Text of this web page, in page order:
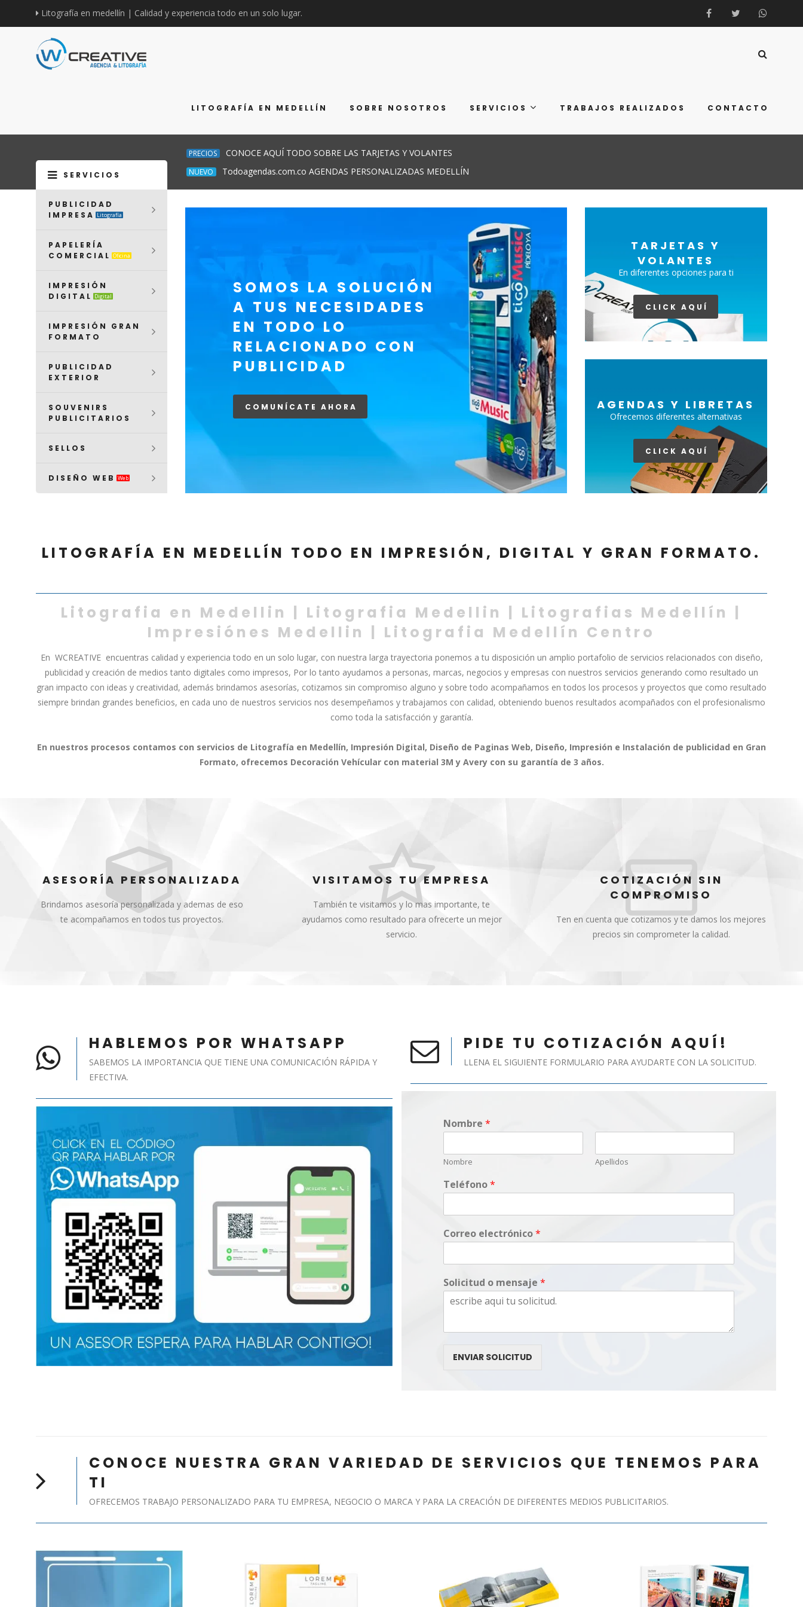
Litografía en medellín | Calidad y experiencia todo en un solo lugar.
LITOGRAFÍA EN MEDELLÍN SOBRE NOSOTROS SERVICIOS TRABAJOS REALIZADOS CONTACTO
PRECIOS CONOCE AQUÍ TODO SOBRE LAS TARJETAS Y VOLANTES
NUEVO Todoagendas.com.co AGENDAS PERSONALIZADAS MEDELLÍN
SERVICIOS
PUBLICIDAD
IMPRESA
Litografía
PAPELERÍA
COMERCIAL Oficina
IMPRESIÓN
DIGITAL
Digital
IMPRESIÓN GRAN
FORMATO
PUBLICIDAD
EXTERIOR
SOUVENIRS
PUBLICITARIOS
SELLOS
DISEÑO WEB Web
SOMOS LA SOLUCIÓN
A TUS NECESIDADES
EN TODO LO
RELACIONADO CON
PUBLICIDAD
COMUNÍCATE AHORA
TARJETAS Y
VOLANTES
En diferentes opciones para ti
CLICK AQUÍ
AGENDAS Y LIBRETAS
Ofrecemos diferentes alternativas
CLICK AQUÍ
LITOGRAFÍA EN MEDELLÍN TODO EN IMPRESIÓN, DIGITAL Y GRAN FORMATO.
Litografia en Medellin | Litografia Medellin | Litografias Medellín |
Impresiónes Medellin | Litografia Medellín Centro
En WCREATIVE encuentras calidad y experiencia todo en un solo lugar, con nuestra larga trayectoria ponemos a tu disposición un amplio portafolio de servicios relacionados con diseño,
publicidad y creación de medios tanto digitales como impresos, Por lo tanto ayudamos a personas, marcas, negocios y empresas con nuestros servicios generando como resultado un
gran impacto con ideas y creatividad, además brindamos asesorías, cotizamos sin compromiso alguno y sobre todo acompañamos en todos los procesos y proyectos que como resultado
siempre brindan grandes beneficios, en cada uno de nuestros servicios nos desempeñamos y trabajamos con calidad, obteniendo buenos resultados acompañados con el profesionalismo
como toda la satisfacción y garantía.
En nuestros procesos contamos con servicios de Litografía en Medellín, Impresión Digital, Diseño de Paginas Web, Diseño, Impresión e Instalación de publicidad en Gran
Formato, ofrecemos Decoración Vehícular con material 3M y Avery con su garantía de 3 años.
ASESORÍA PERSONALIZADA
Brindamos asesoría personalizada y ademas de eso
te acompañamos en todos tus proyectos.
VISITAMOS TU EMPRESA
También te visitamos y lo mas importante, te
ayudamos como resultado para ofrecerte un mejor
servicio.
COTIZACIÓN SIN
COMPROMISO
Ten en cuenta que cotizamos y te damos los mejores
precios sin comprometer la calidad.
HABLEMOS POR WHATSAPP
SABEMOS LA IMPORTANCIA QUE TIENE UNA COMUNICACIÓN RÁPIDA Y
EFECTIVA.
PIDE TU COTIZACIÓN AQUÍ!
LLENA EL SIGUIENTE FORMULARIO PARA AYUDARTE CON LA SOLICITUD.
Nombre *
Nombre Apellidos
Teléfono*
Correo electrónico*
Solicitud o mensaje *
ENVIAR SOLICITUD
CONOCE NUESTRA GRAN VARIEDAD DE SERVICIOS QUE TENEMOS PARA
TI
OFRECEMOS TRABAJO PERSONALIZADO PARA TU EMPRESA, NEGOCIO O MARCA Y PARA LA CREACIÓN DE DIFERENTES MEDIOS PUBLICITARIOS.